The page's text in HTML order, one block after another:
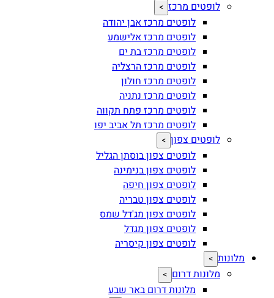
לופטים מרכז >
לופטים מרכז אבן יהודה
לופטים מרכז אלישמע
לופטים מרכז בת ים
לופטים מרכז הרצליה
לופטים מרכז חולון
לופטים מרכז נתניה
לופטים מרכז פתח תקווה
לופטים מרכז תל אביב יפו
לופטים צפון >
לופטים צפון בוסתן הגליל
לופטים צפון בנימינה
לופטים צפון חיפה
לופטים צפון טבריה
לופטים צפון מג'דל שמס
לופטים צפון מגדל
לופטים צפון קיסריה
מלונות >
מלונות דרום >
מלונות דרום באר שבע